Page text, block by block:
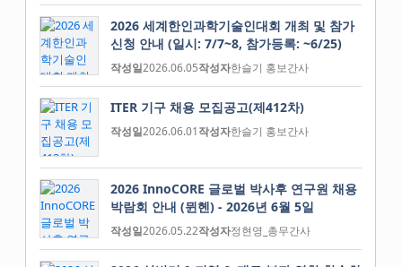
2026 세계한인과학기술인대회 개최 및 참가
신청 안내 (일시: 7/7~8, 참가등록: ~6/25)
작성일2026.06.05작성자한슬기 홍보간사
ITER 기구 채용 모집공고(제412차)
작성일2026.06.01작성자한슬기 홍보간사
2026 InnoCORE 글로벌 박사후 연구원 채용
박람회 안내 (뮌헨) - 2026년 6월 5일
작성일2026.05.22작성자정현영_총무간사